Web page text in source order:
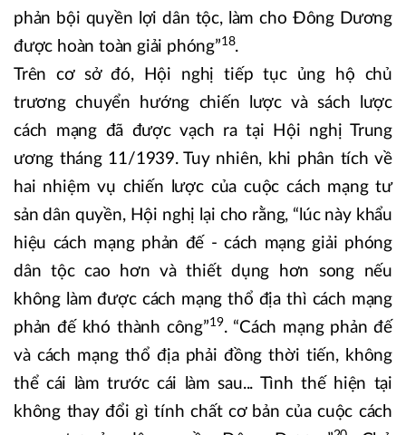
phản bội quyền lợi dân tộc, làm cho Đông Dương
được hoàn toàn giải phóng”18.
Trên cơ sở đó, Hội nghị tiếp tục ủng hộ chủ
trương chuyển hướng chiến lược và sách lược
cách mạng đã được vạch ra tại Hội nghị Trung
ương tháng 11/1939. Tuy nhiên, khi phân tích về
hai nhiệm vụ chiến lược của cuộc cách mạng tư
sản dân quyền, Hội nghị lại cho rằng, “lúc này khẩu
hiệu cách mạng phản đế - cách mạng giải phóng
dân tộc cao hơn và thiết dụng hơn song nếu
không làm được cách mạng thổ địa thì cách mạng
phản đế khó thành công”19. “Cách mạng phản đế
và cách mạng thổ địa phải đồng thời tiến, không
thể cái làm trước cái làm sau... Tình thế hiện tại
không thay đổi gì tính chất cơ bản của cuộc cách